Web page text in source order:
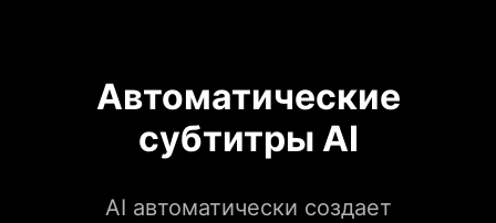
Автоматические
субтитры AI
AI автоматически создает